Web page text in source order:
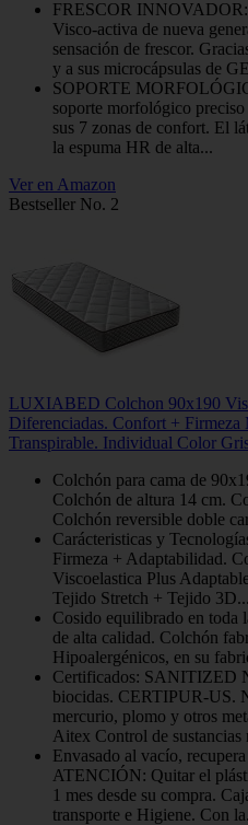
FRESCOR INNOVADOR:
Visco-activa de nueva
sensación de frescor.
y a sus microcápsulas de
SOPORTE
soporte morfológico
sus 7 zonas de confort. El
la espuma HR de alta...
Ver en Amazon
Bestseller No. 2
LUXIABED Colchon 90x190
Diferenciadas. Confort +
Transpirable. Individual Color
Colchón para cama de
Colchón de altura 14 cm.
Colchón reversible doble
Carácteristicas y
Firmeza + Adaptabilidad.
Viscoelastica Plus
Tejido Stretch + Tejido
Cosido equilibrado en toda
de alta calidad. Colchón
Hipoalergénicos, en su
Certificados: SANITIZED
biocidas. CERTIPUR-US.
mercurio, plomo y otros
Aitex Control de sustancias
Envasado al vacío,
ATENCIÓN: Quitar el
1 mes desde su compra.
transporte e Higiene. Con